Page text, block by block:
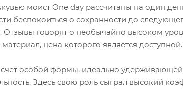
моист One day рассчитаны на один
беспокоиться о сохранности до
Отзывы говорят о необычайно высоком
цена которого является
особой формы, идеально удерживающей
Здесь свою роль сыграл высокий